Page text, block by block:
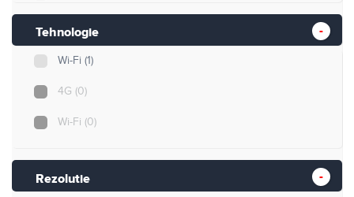
Tehnologie
Wi-Fi (1)
4G (0)
Wi-Fi (0)
Rezolutie